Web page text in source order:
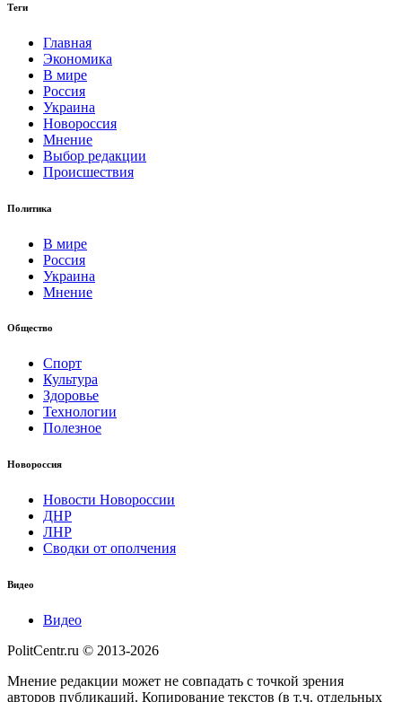
Теги
Главная
Экономика
В мире
Россия
Украина
Новороссия
Мнение
Выбор редакции
Происшествия
Политика
В мире
Россия
Украина
Мнение
Общество
Спорт
Культура
Здоровье
Технологии
Полезное
Новороссия
Новости Новороссии
ДНР
ЛНР
Сводки от ополчения
Видео
Видео
PolitCentr.ru © 2013-2026
Мнение редакции может не совпадать с точкой зрения
авторов публикаций. Копирование текстов (в т.ч. отдельных